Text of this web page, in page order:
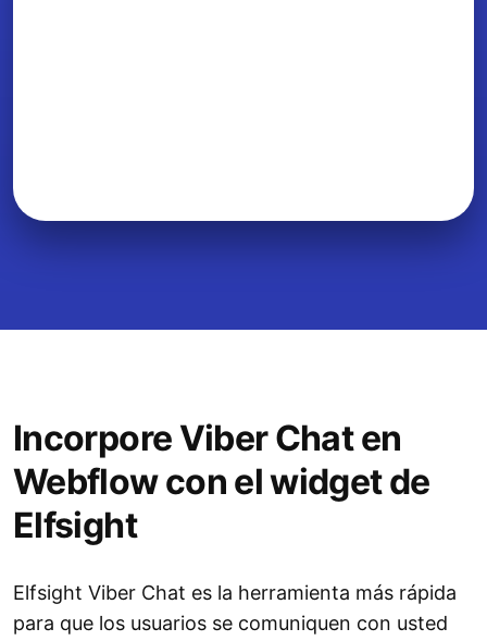
Incorpore Viber Chat en
Webflow con el widget de
Elfsight
Elfsight Viber Chat es la herramienta más rápida
para que los usuarios se comuniquen con usted